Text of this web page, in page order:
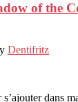
of the
Dentifritz
dans